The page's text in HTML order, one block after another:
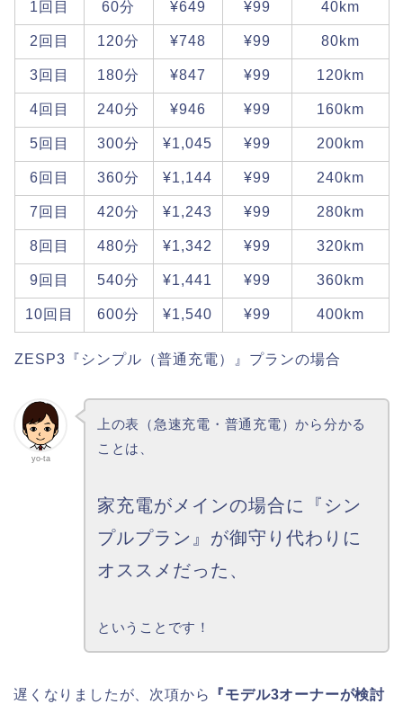
1回目 60分 ¥649 ¥99 40km
2回目 120分 ¥748 ¥99 80km
3回目 180分 ¥847 ¥99 120km
4回目 240分 ¥946 ¥99 160km
5回目 300分 ¥1,045 ¥99 200km
6回目 360分 ¥1,144 ¥99 240km
7回目 420分 ¥1,243 ¥99 280km
8回目 480分 ¥1,342 ¥99 320km
9回目 540分 ¥1,441 ¥99 360km
10回目 600分 ¥1,540 ¥99 400km
ZESP3『シンプル（普通充電）』プランの場合
yo-ta
上の表（急速充電・普通充電）から分かる
ことは、
家充電がメインの場合に『シン
プルプラン』が御守り代わりに
オススメだった、
ということです！
遅くなりましたが、次項から
『モデル3オーナーが検討